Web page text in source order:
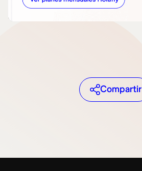
Compartir